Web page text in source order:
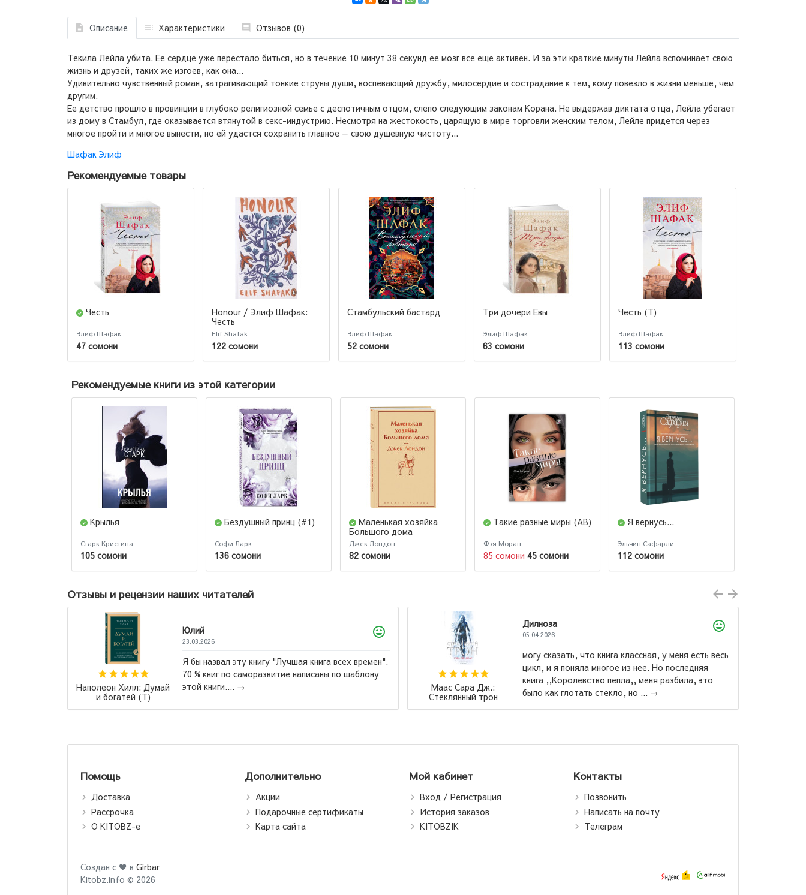
Описание Характеристики Отзывов (0)
Текила Лейла убита. Ее сердце уже перестало биться, но в течение 10 минут 38 секунд ее мозг все еще активен. И за эти краткие минуты Лейла вспоминает свою
жизнь и друзей, таких же изгоев, как она...
Удивительно чувственный роман, затрагивающий тонкие струны души, воспевающий дружбу, милосердие и сострадание к тем, кому повезло в жизни меньше, чем
другим.
Ее детство прошло в провинции в глубоко религиозной семье с деспотичным отцом, слепо следующим законам Корана. Не выдержав диктата отца, Лейла убегает
из дому в Стамбул, где оказывается втянутой в секс-индустрию. Несмотря на жестокость, царящую в мире торговли женским телом, Лейле придется через
многое пройти и многое вынести, но ей удастся сохранить главное — свою душевную чистоту...
Шафак Элиф
Рекомендуемые товары
Честь
Элиф Шафак
47 сомони
Honour / Элиф Шафак:
Честь
Elif Shafak
122 сомони
Стамбульский бастард
Элиф Шафак
52 сомони
Три дочери Евы
Элиф Шафак
63 сомони
Честь (Т)
Элиф Шафак
113 сомони
Рекомендуемые книги из этой категории
Крылья
Старк Кристина
105 сомони
Бездушный принц (#1)
Софи Ларк
136 сомони
Маленькая хозяйка
Большого дома
Джек Лондон
82 сомони
Такие разные миры (AB)
Фэя Моран
85 сомони 45 сомони
Я вернусь...
Эльчин Сафарли
112 сомони
Отзывы и рецензии наших читателей
Маас Сара Дж.:
Стеклянный трон
цикл, и я поняла многое из нее. Но последняя
книга ,,Королевство пепла,, меня разбила, это
было как глотать стекло, но ...
Маас Сара Дж.:
Стеклянный трон
Весь цикл превосходен, но советую читать
сначало ,,Стеклянный трон,, а после ,,Клинок
убийцы,, тем кто реально хочет бурю эмоций, так
вам будет виднее, через что и с чем ...
Помощь
Доставка
Рассрочка
О KITOBZ-е
Дополнительно
Акции
Подарочные сертификаты
Карта сайта
Мой кабинет
Вход / Регистрация
История заказов
KITOBZIK
Контакты
Позвонить
Написать на почту
Телеграм
Создан с ♥ в Girbar
Kitobz.info © 2026